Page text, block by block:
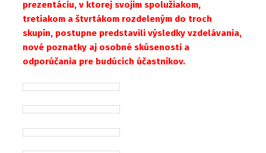
prezentáciu, v ktorej svojim spolužiakom,
tretiakom a štvrtákom rozdeleným do troch
skupín, postupne predstavili výsledky vzdelávania,
nové poznatky aj osobné skúsenosti a
odporúčania pre budúcich účastníkov.